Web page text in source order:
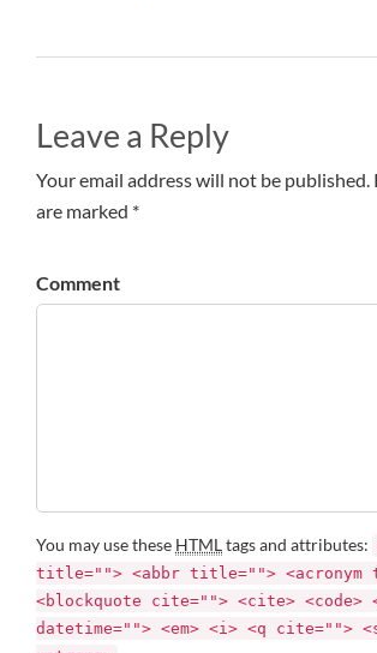
Leave a Reply
Your email address will not be published.
are marked *
Comment
You may use these HTMLtags and attributes:
title=""> <abbr title=""> <acronym
<blockquote cite=""> <cite> <code>
datetime=""> <em> <i> <q cite="">